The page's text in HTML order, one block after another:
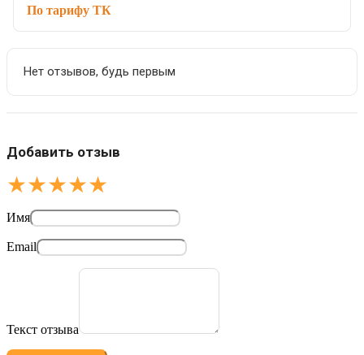
По тарифу ТК
Нет отзывов, будь первым
Добавить отзыв
★★★★★
Имя
Email
Текст отзыва